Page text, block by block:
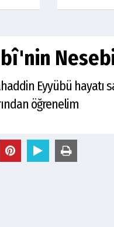
Eyyübü hayatı
öğrenelim